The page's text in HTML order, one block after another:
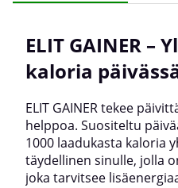
ELIT GAINER –
kaloria
ELIT GAINER tekee
helppoa. Suositeltu
1000 laadukasta kaloria
täydellinen sinulle, jolla
joka tarvitsee